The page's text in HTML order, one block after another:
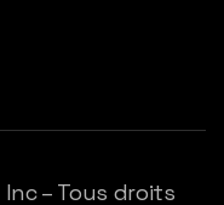
Inc – Tous droits